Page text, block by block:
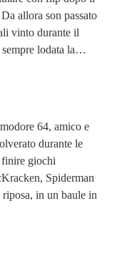
allora son passato
vinto durante il
lodata la…
64, amico e
durante le
finire giochi
Spiderman
in un baule in